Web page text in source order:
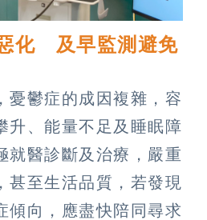
化 及早監測避免
憂鬱症的成因複雜，容
升、能量不足及睡眠障
就醫診斷及治療，嚴重
甚至生活品質，若發現
傾向，應盡快陪同尋求